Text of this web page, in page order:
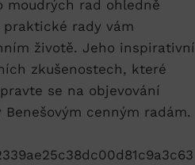
moudrých rad ohledně
rady vám
životě. Jeho inspirativní
zkušenostech, které
se na objevování
cenným radám.